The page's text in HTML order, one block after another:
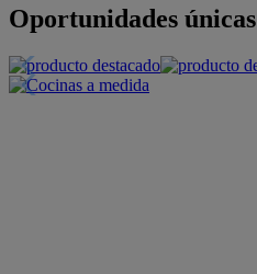
Oportunidades únicas